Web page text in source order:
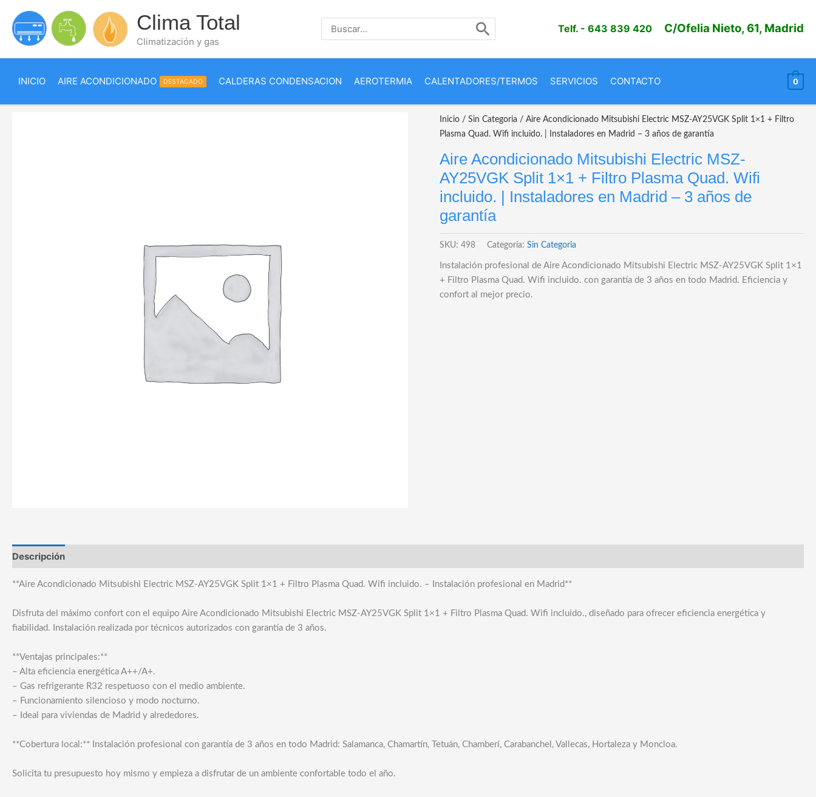
contenido
Clima Total
Climatización y gas
Buscar
por:
Telf. - 643 839 420 C/Ofelia Nieto, 61, Madrid
INICIO AIRE ACONDICIONADO DESTACADO CALDERAS CONDENSACION AEROTERMIA CALENTADORES/TERMOS SERVICIOS CONTACTO 0
Inicio /Sin Categoria / Aire Acondicionado Mitsubishi Electric MSZ-AY25VGK Split 1×1 + Filtro
Plasma Quad. Wifi incluido. | Instaladores en Madrid – 3 años de garantía
Aire Acondicionado Mitsubishi Electric MSZ-
AY25VGK Split 1×1 + Filtro Plasma Quad. Wifi
incluido. | Instaladores en Madrid – 3 años de
garantía
SKU:498 Categoría:Sin Categoria
Instalación profesional de Aire Acondicionado Mitsubishi Electric MSZ-AY25VGK Split 1×1
+ Filtro Plasma Quad. Wifi incluido. con garantía de 3 años en todo Madrid. Eficiencia y
confort al mejor precio.
Descripción
**Aire Acondicionado Mitsubishi Electric MSZ-AY25VGK Split 1×1 + Filtro Plasma Quad. Wifi incluido. – Instalación profesional en Madrid**
Disfruta del máximo confort con el equipo Aire Acondicionado Mitsubishi Electric MSZ-AY25VGK Split 1×1 + Filtro Plasma Quad. Wifi incluido., diseñado para ofrecer eficiencia energética y
fiabilidad. Instalación realizada por técnicos autorizados con garantía de 3 años.
**Ventajas principales:**
– Alta eficiencia energética A++/A+.
– Gas refrigerante R32 respetuoso con el medio ambiente.
– Funcionamiento silencioso y modo nocturno.
– Ideal para viviendas de Madrid y alrededores.
**Cobertura local:** Instalación profesional con garantía de 3 años en todo Madrid: Salamanca, Chamartín, Tetuán, Chamberí, Carabanchel, Vallecas, Hortaleza y Moncloa.
Solicita tu presupuesto hoy mismo y empieza a disfrutar de un ambiente confortable todo el año.